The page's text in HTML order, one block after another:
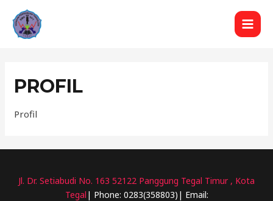
Lewati
konten
PROFIL
Profil
Jl. Dr. Setiabudi No. 163 52122 Panggung Tegal Timur , Kota
Tegal | Phone: 0283(358803)| Email: